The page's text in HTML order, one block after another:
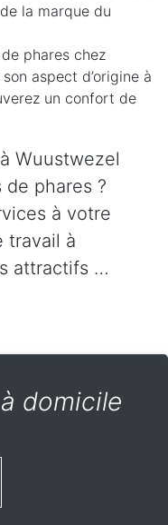
la marque du
phares chez
aspect d’origine à
un confort de
Wuustwezel
phares ?
à votre
travail à
attractifs …
domicile